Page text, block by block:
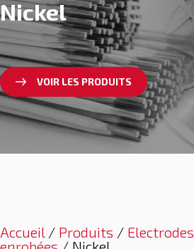
Nickel
VOIR LES PRODUITS
Accueil / Produits / Electrodes